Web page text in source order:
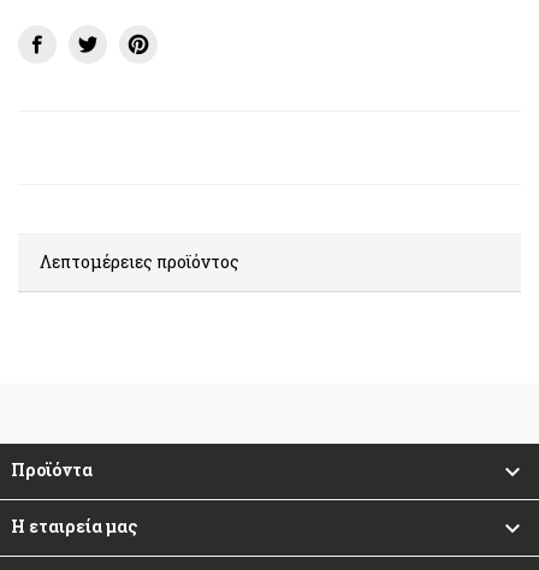
Λεπτομέρειες προϊόντος
Προϊόντα 
Η εταιρεία μας 